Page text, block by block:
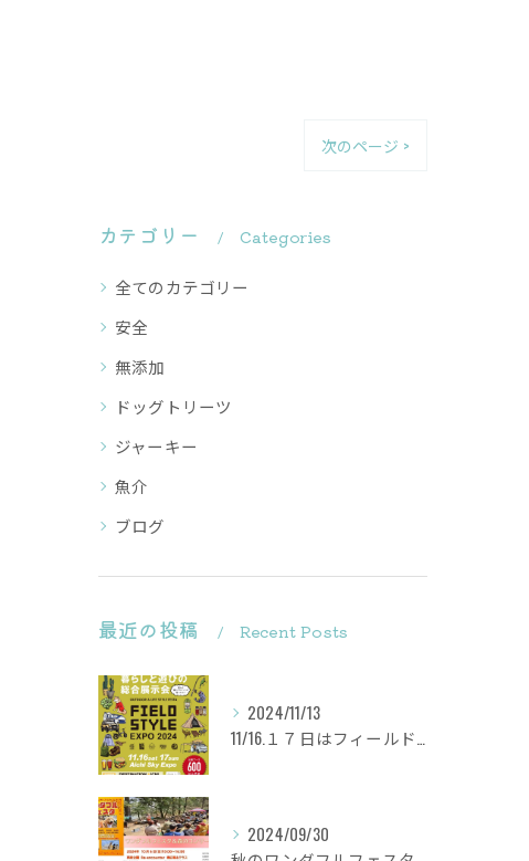
次のページ >
カテゴリー Categories
全てのカテゴリー
安全
無添加
ドッグトリーツ
ジャーキー
魚介
ブログ
最近の投稿 Recent Posts
2024/11/13
11/16.１７日はフィールドスタイルに出店致します
2024/09/30